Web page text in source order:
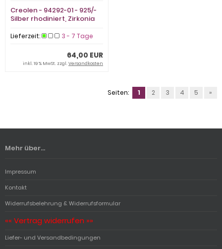
Creolen - 94292-01 - 925/-
Silber rhodiniert, Zirkonia
Lieferzeit: 3 - 7 Tage
64,00 EUR
inkl. 19 % MwSt. zzgl.Versandkosten
Seiten: 1 2 3 4 5 »
Mehr über...
Impressum
Kontakt
Widerrufsbelehrung & Widerrufsformular
«« Vertrag widerrufen »»
Liefer- und Versandbedingungen